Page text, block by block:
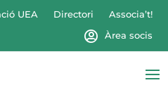
UEA Directori
Associa’t!
Àrea socis